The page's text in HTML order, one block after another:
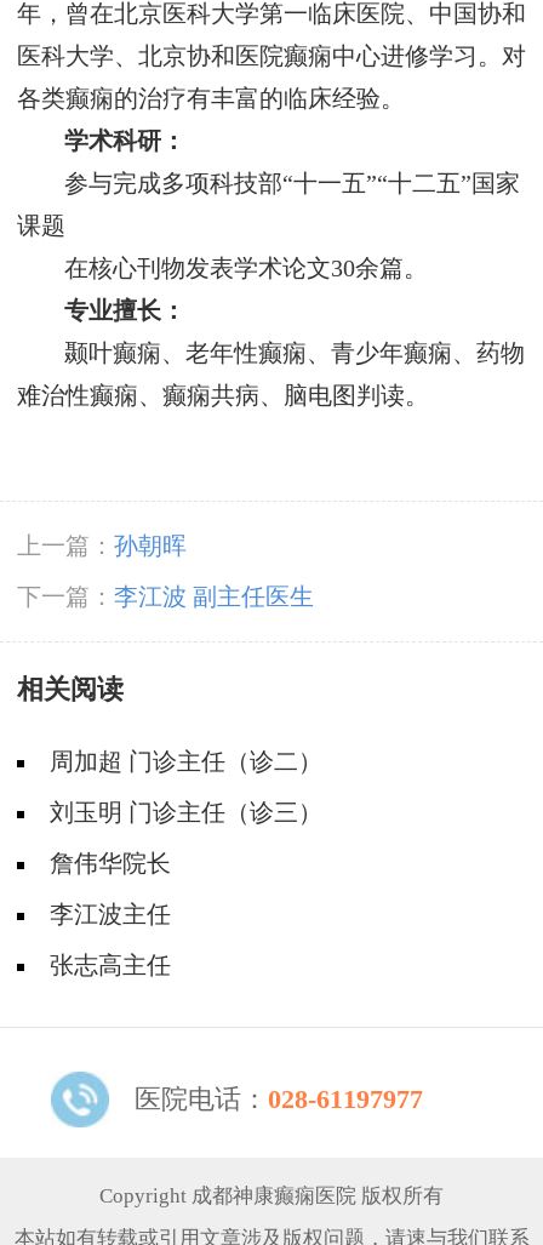
年，曾在北京医科大学第一临床医院、中国协和
医科大学、北京协和医院癫痫中心进修学习。对
各类癫痫的治疗有丰富的临床经验。
学术科研：
参与完成多项科技部“十一五”“十二五”国家
课题
在核心刊物发表学术论文30余篇。
专业擅长：
颞叶癫痫、老年性癫痫、青少年癫痫、药物
难治性癫痫、癫痫共病、脑电图判读。
上一篇： 孙朝晖
下一篇： 李江波 副主任医生
相关阅读
周加超 门诊主任（诊二）
刘玉明 门诊主任（诊三）
詹伟华院长
李江波主任
张志高主任
医院电话： 028-61197977
Copyright 成都神康癫痫医院 版权所有
本站如有转载或引用文章涉及版权问题，请速与我们联系